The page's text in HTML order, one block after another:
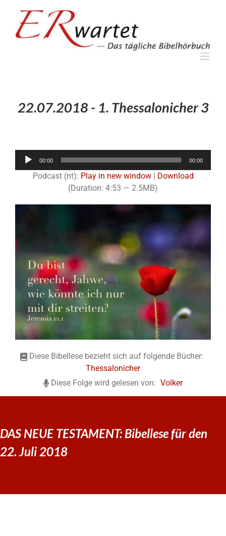
springen
22.07.2018 - 1. Thessalonicher 3
00:00 00:00
Podcast (nt): Play in new window| Download
(Duration: 4:53 — 2.5MB)
Diese Bibellese bezieht sich auf folgende Bücher:
Thessalonicher
Diese Folge wird gelesen von: Volker
DAS NEUE TESTAMENT: Bibellese für den
22. Juli 2018